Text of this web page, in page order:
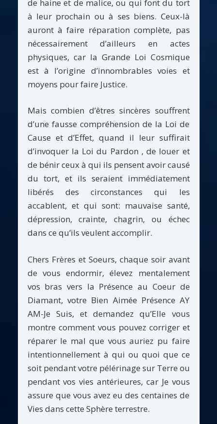
de haine et de malice, ou qui font du tort
à leur prochain ou à ses biens. Ceux-là
auront à faire réparation complète, pas
nécessairement d’ailleurs en actes
physiques, car la Grande Loi Cosmique
est à l’origine d’innombrables voies et
moyens pour faire Justice.
Mais combien d’êtres sincères souffrent
d’une fausse compréhension de la Loi de
Cause et d’Effet, quand il leur suffirait
d’invoquer la Loi du Pardon , de louer et
de bénir ceux à qui ils pensent avoir causé
du tort, et ils seraient immédiatement
libérés des circonstances qui les
accablent, et qui sont: mauvaise santé,
dépression, crainte, chagrin, ou échec
dans ce qu’ils veulent accomplir.
Chers Frères et Soeurs, chaque soir avant
de vous endormir, élevez mentalement
vos bras vers la Présence au Coeur de
Diamant, votre Bien Aimée Présence AY
AM-Je Suis, et demandez qu’Elle vous
montre comment vous pouvez corriger et
réparer le mal que vous auriez pu faire
intentionnellement à qui ou quoi que ce
soit pendant votre pélérinage sur Terre ou
pendant vos vies antérieures, car Je vous
assure que vous avez eu des centaines de
Vies dans cette Sphère terrestre.